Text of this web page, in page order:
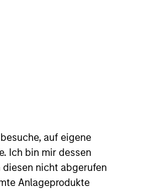
auf eigene
Ich bin mir dessen
nicht abgerufen
Anlageprodukte